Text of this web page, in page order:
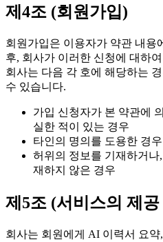
제4조 (회원가입)
회원가입은 이용자가 약관 내용
후, 회사가 이러한 신청에 대하
회사는 다음 각 호에 해당하는
수 있습니다.
가입 신청자가 본 약관에
실한 적이 있는 경우
타인의 명의를 도용한 경우
허위의 정보를 기재하거나
재하지 않은 경우
제5조 (서비스의 제
회사는 회원에게 AI 이력서 요